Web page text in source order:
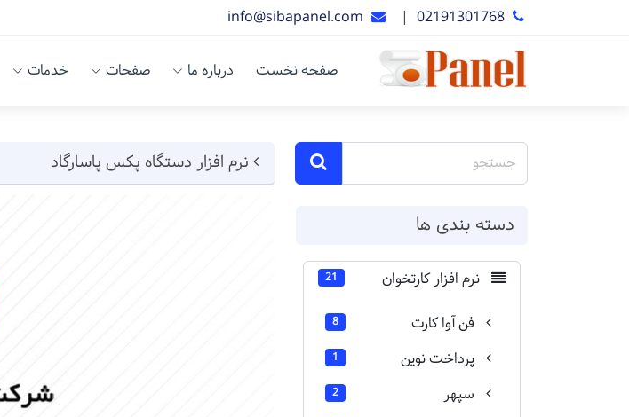
02191301768
|
info@sibapanel.com
صفحه نخست درباره ما صفحات خدمات
دسته بندی ها
نرم افزار کارتخوان 21
فن آوا کارت 8
پرداخت نوین 1
سپهر 2
نرم افزار دستگاه پکس پاسارگاد